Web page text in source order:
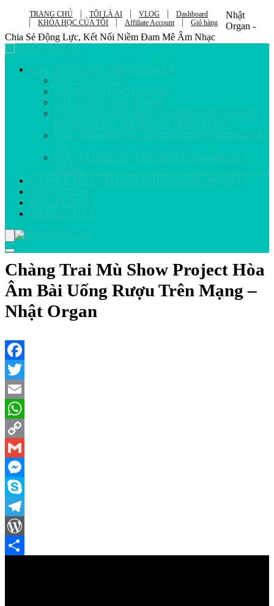
TRANG CHỦ TÔI LÀ AI VLOG
Dashboard
KHÓA HỌC CỦA TÔI
Affiliate Account Giỏ hàng
Nhật
Organ -
Chia Sẻ Động Lực, Kết Nối Niềm Đam Mê Âm Nhạc
CÁC KHÓA HỌC NHẬT ORGAN
HỌC NHẠC LÝ
CÁC KHÓA HỌC ORGAN
CÁC KHÓA HỌC PIANO
CÁC KHÓA HỌC HÒA ÂM PHỐI KHÍ / MUSIC
PRODUCER – MIXING VÀ MASTERING
HỌC KÈM ORGAN, PIANO, MUSICPRODUCER
1-1
HỌC TẠI TRUNG TÂM NHẬT ORGAN ĐÀ
NẴNG
DỊCH VỤ HÒA ÂM PHỐI KHÍ CHUYÊN NGHIỆP
SHEET NHẠC
DỮ LIỆU ĐÀN
THANH TOÁN
Chàng Trai Mù Show Project Hòa
Âm Bài Uống Rượu Trên Mạng –
Nhật Organ
Facebook
Twitter
Email
WhatsApp
Copy
Link
Gmail
Messenger
Skype
Telegram
WordPress